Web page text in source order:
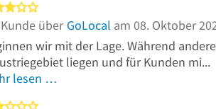
über GoLocal am 08. Oktober
wir mit der Lage. Während
liegen und für Kunden mi...
lesen …